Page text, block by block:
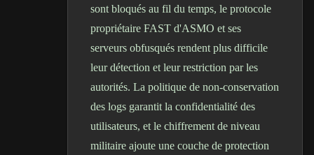
sont bloqués au fil du temps, le protocole
propriétaire FAST d'ASMO et ses
serveurs obfusqués rendent plus difficile
leur détection et leur restriction par les
autorités. La politique de non-conservation
des logs garantit la confidentialité des
utilisateurs, et le chiffrement de niveau
militaire ajoute une couche de protection